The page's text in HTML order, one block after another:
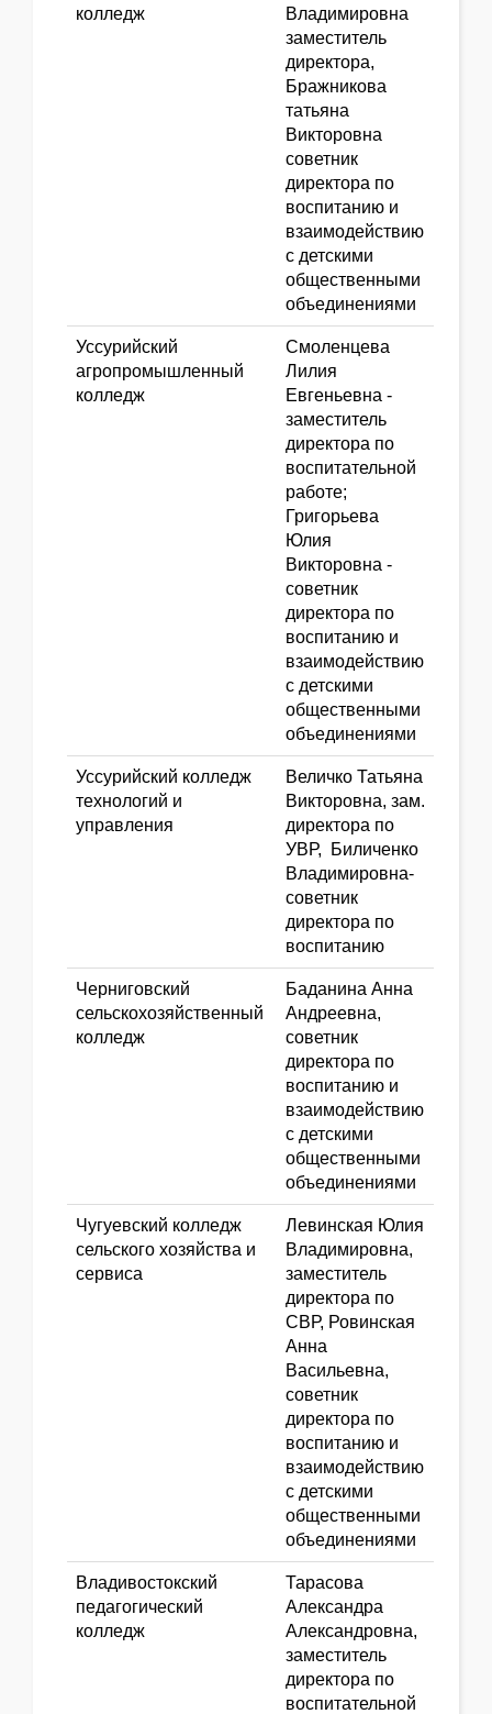
колледж
Владимировна
заместитель
директора,
Бражникова
татьяна
Викторовна
советник
директора по
воспитанию и
взаимодействию
с детскими
общественными
объединениями
Уссурийский
агропромышленный
колледж
Смоленцева
Лилия
Евгеньевна -
заместитель
директора по
воспитательной
работе;
Григорьева
Юлия
Викторовна -
советник
директора по
воспитанию и
взаимодействию
с детскими
общественными
объединениями
Уссурийский колледж
технологий и
управления
Величко Татьяна
Викторовна, зам.
директора по
УВР, Биличенко
Владимировна-
советник
директора по
воспитанию
Черниговский
сельскохозяйственный
колледж
Баданина Анна
Андреевна,
советник
директора по
воспитанию и
взаимодействию
с детскими
общественными
объединениями
Чугуевский колледж
сельского хозяйства и
сервиса
Левинская Юлия
Владимировна,
заместитель
директора по
СВР, Ровинская
Анна
Васильевна,
советник
директора по
воспитанию и
взаимодействию
с детскими
общественными
объединениями
Владивостокский
педагогический
колледж
Тарасова
Александра
Александровна,
заместитель
директора по
воспитательной